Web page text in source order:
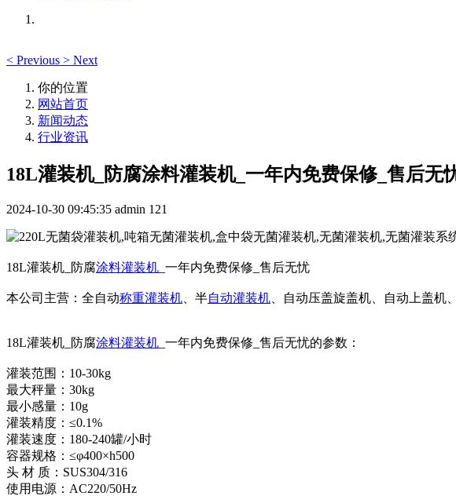
< Previous > Next
你的位置
网站首页
新闻动态
行业资讯
18L灌装机_防腐涂料灌装机_一年内免费保修_售后无
2024-10-30 09:45:35 admin 121
18L灌装机_防腐涂料灌装机 _一年内免费保修_售后无忧
本公司主营：全自动称重灌装机 、半自动灌装机 、自动压盖旋盖机、自动上盖机
18L灌装机_防腐涂料灌装机 _一年内免费保修_售后无忧的参数：
灌装范围：10-30kg
最大秤量：30kg
最小感量：10g
灌装精度：≤0.1%
灌装速度：180-240罐/小时
容器规格：≤φ400×h500
头 材 质：SUS304/316
使用电源：AC220/50Hz